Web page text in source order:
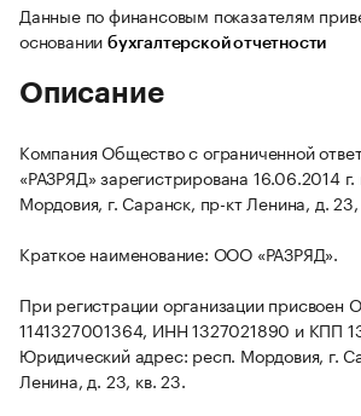
Данные по финансовым показателям
основании бухгалтерской отчетности
Описание
Компания Общество с ограниченной
«РАЗРЯД» зарегистрирована 16.06.2014
Мордовия, г. Саранск, пр-кт Ленина, д. 23,
Краткое наименование: ООО «РАЗРЯД».
При регистрации организации присвоен
1141327001364, ИНН 1327021890 и КПП
Юридический адрес: респ. Мордовия, г.
Ленина, д. 23, кв. 23.